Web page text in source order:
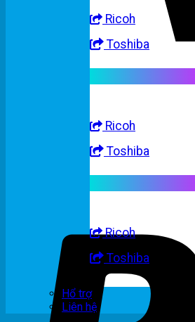
Ricoh
Toshiba
Ricoh
Toshiba
Ricoh
Toshiba
Hổ trợ
Liên hệ